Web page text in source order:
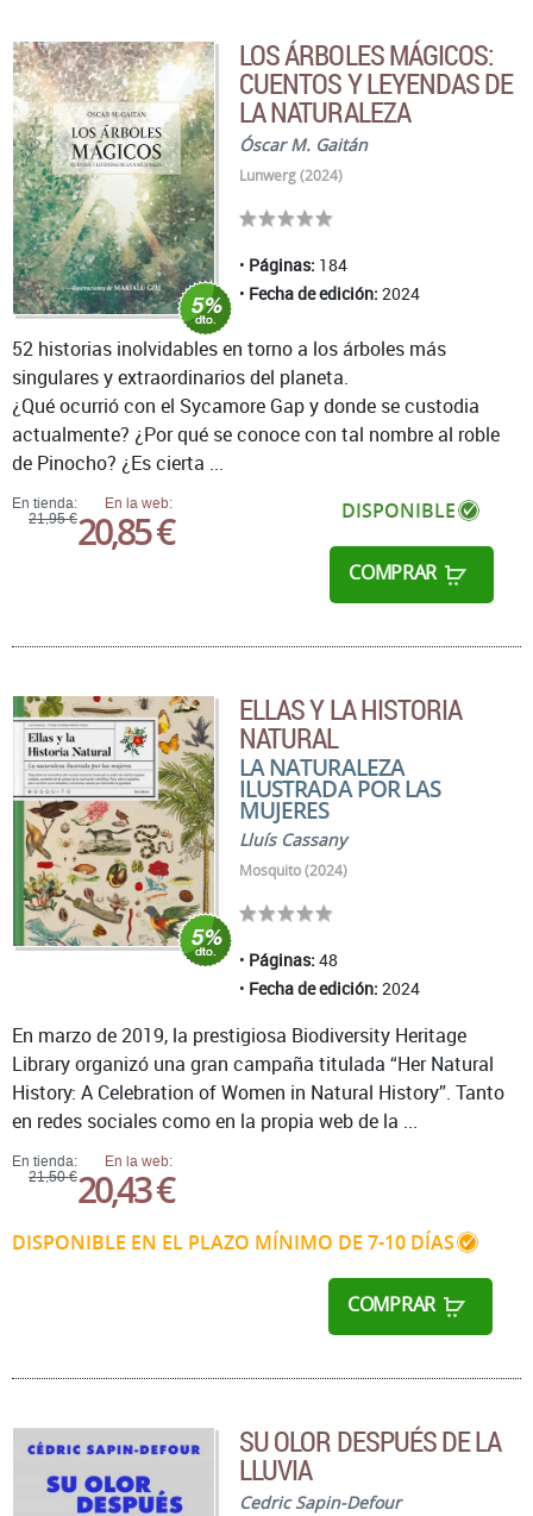
LOS ÁRBOLES MÁGICOS:
CUENTOS Y LEYENDAS DE
LA NATURALEZA
Óscar M. Gaitán
Lunwerg (2024)
Páginas: 184
Fecha de edición: 2024
En tienda:
21,95 €
En la web:
20,85 € DISPONIBLE
COMPRAR
52 historias inolvidables en torno a los árboles más
singulares y extraordinarios del planeta.
¿Qué ocurrió con el Sycamore Gap y donde se custodia
actualmente? ¿Por qué se conoce con tal nombre al roble
de Pinocho? ¿Es cierta ...
ELLAS Y LA HISTORIA
NATURAL
LA NATURALEZA
ILUSTRADA POR LAS
MUJERES
Lluís Cassany
Mosquito (2024)
Páginas: 48
Fecha de edición: 2024
En tienda:
21,50 €
En la web:
20,43 €
DISPONIBLE EN EL PLAZO MÍNIMO DE 7-10 DÍAS
COMPRAR
En marzo de 2019, la prestigiosa Biodiversity Heritage
Library organizó una gran campaña titulada “Her Natural
History: A Celebration of Women in Natural History”. Tanto
en redes sociales como en la propia web de la ...
SU OLOR DESPUÉS DE LA
LLUVIA
Cedric Sapin-Defour